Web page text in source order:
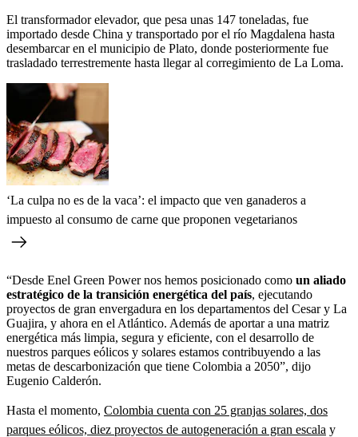
El transformador elevador, que pesa unas 147 toneladas, fue
importado desde China y transportado por el río Magdalena hasta
desembarcar en el municipio de Plato, donde posteriormente fue
trasladado terrestremente hasta llegar al corregimiento de La Loma.
‘La culpa no es de la vaca’: el impacto que ven ganaderos a
impuesto al consumo de carne que proponen vegetarianos
“Desde Enel Green Power nos hemos posicionado como un aliado
estratégico de la transición energética del país, ejecutando
proyectos de gran envergadura en los departamentos del Cesar y La
Guajira, y ahora en el Atlántico. Además de aportar a una matriz
energética más limpia, segura y eficiente, con el desarrollo de
nuestros parques eólicos y solares estamos contribuyendo a las
metas de descarbonización que tiene Colombia a 2050”, dijo
Eugenio Calderón.
Hasta el momento, Colombia cuenta con 25 granjas solares, dos
parques eólicos, diez proyectos de autogeneración a gran escala y